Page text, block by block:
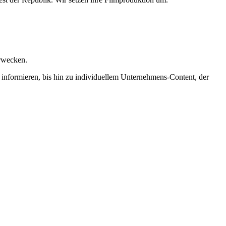
bis hin zu individuellem Unternehmens-Content, der